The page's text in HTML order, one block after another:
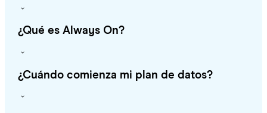
¿Qué es Always On?
¿Cuándo comienza mi plan de datos?